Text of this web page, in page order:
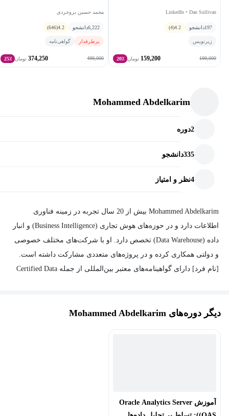
LinkedIn • Dan Sullivan
197دانشجو 4.2
(4)
زیرنویس
199,000
159,200 تومان 20٪
محمد حسین بروجردی
6,222دانشجو 4.2
(646)
پرطرفدار گواهی‌نامه
499,000
374,250 تومان 25٪
Mohammed Abdelkarim
2دوره
335دانشجو
4نظر و امتیاز
Mohammed Abdelkarim بیش از 20 سال تجربه در زمینه فناوری
اطلاعات دارد و در حوزه‌های هوش تجاری (Business Intelligence) و انبار
داده (Data Warehouse) تخصص دارد. او با شرکت‌های مختلف خصوصی
و دولتی همکاری کرده و در پروژه‌های متعددی مشارکت داشته است.
[نام فرد] دارای گواهینامه‌های معتبر بین‌المللی از جمله Certified Data
Specialist، Tableau Desktop Specialist، Microsoft Certified Solution
دیگر دوره‌های Mohammed Abdelkarim
آموزش Oracle Analytics Server